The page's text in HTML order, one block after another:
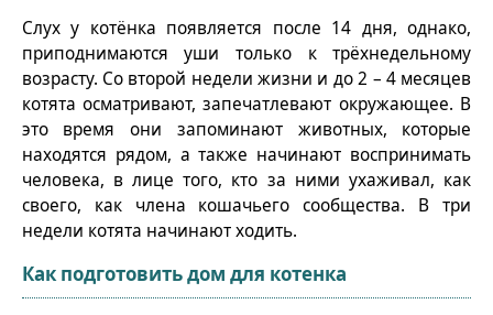
Слух у котёнка появляется после 14 дня, однако,
приподнимаются уши только к трёхнедельному
возрасту. Со второй недели жизни и до 2 – 4 месяцев
котята осматривают, запечатлевают окружающее. В
это время они запоминают животных, которые
находятся рядом, а также начинают воспринимать
человека, в лице того, кто за ними ухаживал, как
своего, как члена кошачьего сообщества. В три
недели котята начинают ходить.
Как подготовить дом для котенка